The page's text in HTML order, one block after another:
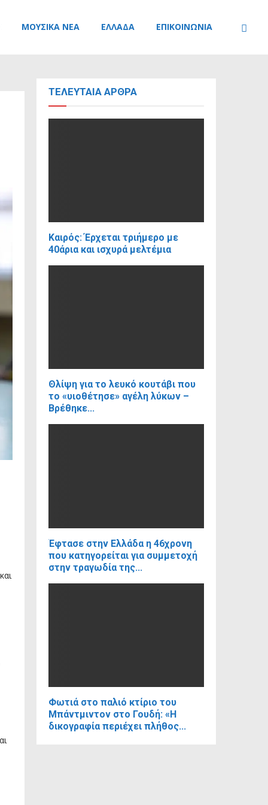
ΜΟΥΣΙΚΆ ΝΈΑ ΕΛΛΆΔΑ ΕΠΙΚΟΙΝΩΝΊΑ
ΤΕΛΕΥΤΑΊΑ ΆΡΘΡΑ
Καιρός: Έρχεται τριήμερο με
40άρια και ισχυρά μελτέμια
Θλίψη για το λευκό κουτάβι που
το «υιοθέτησε» αγέλη λύκων –
Βρέθηκε...
Έφτασε στην Ελλάδα η 46χρονη
που κατηγορείται για συμμετοχή
στην τραγωδία της...
Φωτιά στο παλιό κτίριο του
Μπάντμιντον στο Γουδή: «Η
δικογραφία περιέχει πλήθος...